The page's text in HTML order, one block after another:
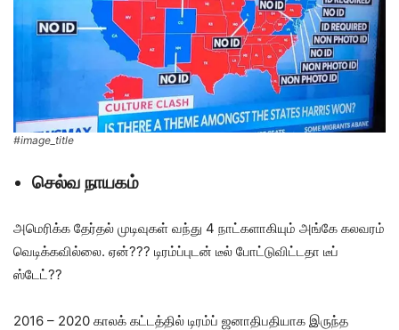
#image_title
செல்வ நாயகம்
அமெரிக்க தேர்தல் முடிவுகள் வந்து 4 நாட்களாகியும் அங்கே கலவரம்
வெடிக்கவில்லை. ஏன்??? டிரம்ப்புடன் டீல் போட்டுவிட்டதா டீப்
ஸ்டேட்??
2016 – 2020 காலக் கட்டத்தில் டிரம்ப் ஜனாதிபதியாக இருந்த